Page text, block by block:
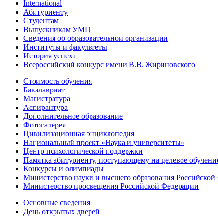
International
Абитуриенту
Студентам
Выпускникам УМЦ
Сведения об образовательной организации
Институты и факультеты
История успеха
Всероссийский конкурс имени В.В. Жириновского
Стоимость обучения
Бакалавриат
Магистратура
Аспирантура
Дополнительное образование
Фотогалерея
Цивилизационная энциклопедия
Национальный проект «Наука и университеты»
Центр психологической поддержки
Памятка абитуриенту, поступающему на целевое
Конкурсы и олимпиады
Министерство науки и высшего образования
Министерство просвещения Российской Федерации
Основные сведения
День открытых дверей